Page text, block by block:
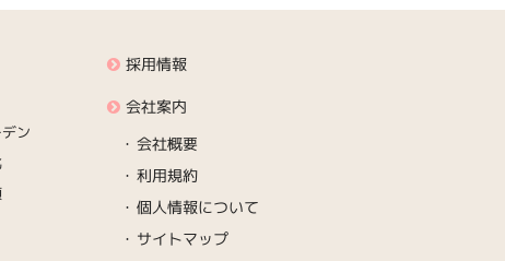
ン
採用情報
会社案内
会社概要
利用規約
個人情報について
サイトマップ